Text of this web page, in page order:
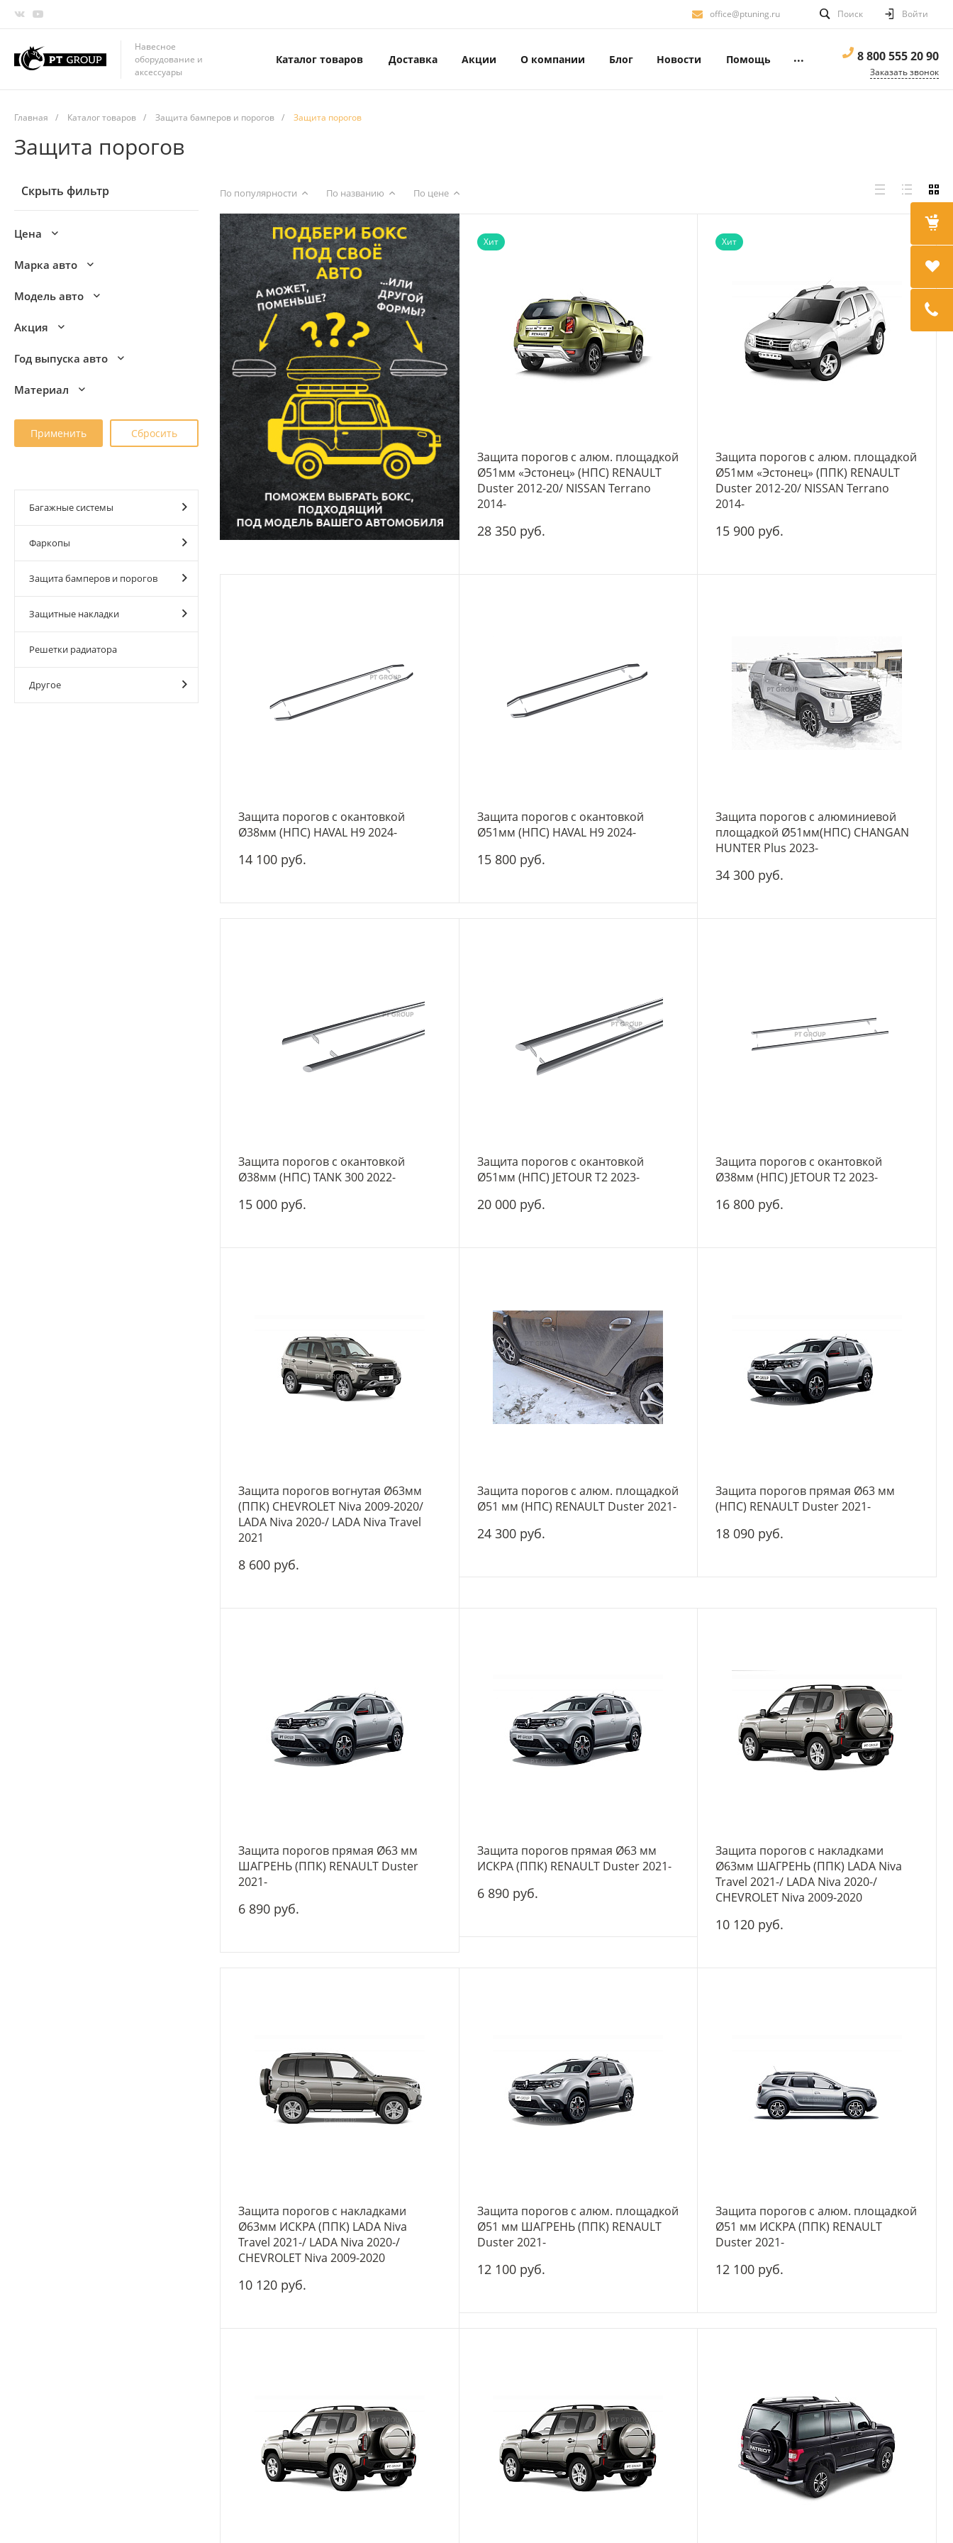
office@ptuning.ru Поиск Войти
Навесное
оборудование и
аксессуары
Каталог товаров Доставка Акции О компании Блог Новости Помощь ... 8 800 555 20 90
Заказать звонок
Главная / Каталог товаров / Защита бамперов и порогов / Защита порогов
Защита порогов
Скрыть фильтр
Цена
Марка авто
Модель авто
Акция
Год выпуска авто
Материал
Багажные системы
Фаркопы
Защита бамперов и порогов
Защитные накладки
Решетки радиатора
Другое
По популярности По названию По цене
Хит
Защита порогов с алюм. площадкой
Ø51мм «Эстонец» (НПС) RENAULT
Duster 2012-20/ NISSAN Terrano
2014-
28 350 руб.
Хит
Защита порогов с алюм. площадкой
Ø51мм «Эстонец» (ППК) RENAULT
Duster 2012-20/ NISSAN Terrano
2014-
15 900 руб.
Защита порогов с окантовкой
Ø38мм (НПС) HAVAL H9 2024-
14 100 руб.
Защита порогов с окантовкой
Ø51мм (НПС) HAVAL H9 2024-
15 800 руб.
Защита порогов с алюминиевой
площадкой Ø51мм(НПС) CHANGAN
HUNTER Plus 2023-
34 300 руб.
Защита порогов с окантовкой
Ø38мм (НПС) TANK 300 2022-
15 000 руб.
Защита порогов с окантовкой
Ø51мм (НПС) JETOUR T2 2023-
20 000 руб.
Защита порогов с окантовкой
Ø38мм (НПС) JETOUR T2 2023-
16 800 руб.
Защита порогов вогнутая Ø63мм
(ППК) CHEVROLET Niva 2009-2020/
LADA Niva 2020-/ LADA Niva Travel
2021
8 600 руб.
Защита порогов с алюм. площадкой
Ø51 мм (НПС) RENAULT Duster 2021-
24 300 руб.
Защита порогов прямая Ø63 мм
(НПС) RENAULT Duster 2021-
18 090 руб.
Защита порогов прямая Ø63 мм
ШАГРЕНЬ (ППК) RENAULT Duster
2021-
6 890 руб.
Защита порогов прямая Ø63 мм
ИСКРА (ППК) RENAULT Duster 2021-
6 890 руб.
Защита порогов с накладками
Ø63мм ШАГРЕНЬ (ППК) LADA Niva
Travel 2021-/ LADA Niva 2020-/
CHEVROLET Niva 2009-2020
10 120 руб.
Защита порогов с накладками
Ø63мм ИСКРА (ППК) LADA Niva
Travel 2021-/ LADA Niva 2020-/
CHEVROLET Niva 2009-2020
10 120 руб.
Защита порогов с алюм. площадкой
Ø51 мм ШАГРЕНЬ (ППК) RENAULT
Duster 2021-
12 100 руб.
Защита порогов с алюм. площадкой
Ø51 мм ИСКРА (ППК) RENAULT
Duster 2021-
12 100 руб.